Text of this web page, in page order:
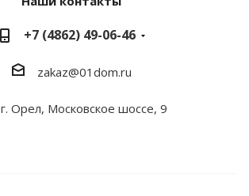
+7 (4862) 49-06-46
zakaz@01dom.ru
г. Орел, Московское шоссе, 9